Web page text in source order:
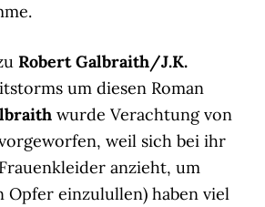
Robert Galbraith/J.K.
um diesen Roman
wurde Verachtung von
weil sich bei ihr
anzieht, um
Opfer einzulullen) haben viel